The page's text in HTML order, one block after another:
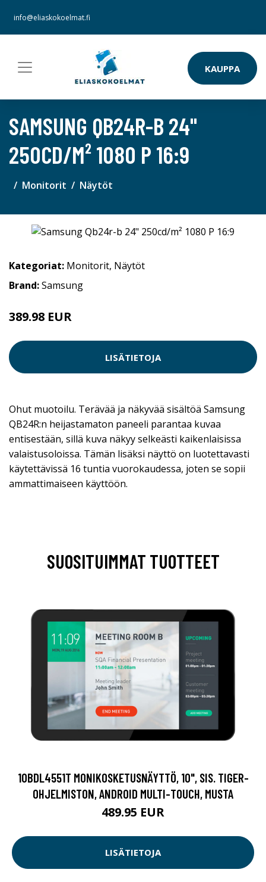
info@eliaskokoelmat.fi
KAUPPA
SAMSUNG QB24R-B 24"
250CD/M² 1080 P 16:9
Monitorit Näytöt
Kategoriat: Monitorit, Näytöt
Brand:Samsung
389.98 EUR
LISÄTIETOJA
Ohut muotoilu. Terävää ja näkyvää sisältöä Samsung
QB24R:n heijastamaton paneeli parantaa kuvaa
entisestään, sillä kuva näkyy selkeästi kaikenlaisissa
valaistusoloissa. Tämän lisäksi näyttö on luotettavasti
käytettävissä 16 tuntia vuorokaudessa, joten se sopii
ammattimaiseen käyttöön.
SUOSITUIMMAT TUOTTEET
10BDL4551T MONIKOSKETUSNÄYTTÖ, 10", SIS. TIGER-
OHJELMISTON, ANDROID MULTI-TOUCH, MUSTA
489.95 EUR
LISÄTIETOJA